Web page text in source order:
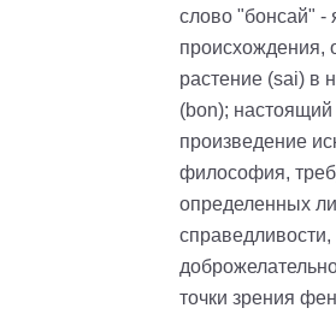
cлово "бонсай" -
происхождения,
растение (sai) в
(bon); настоящий
произведение
философия,
определенных
справедливости,
точки зрения